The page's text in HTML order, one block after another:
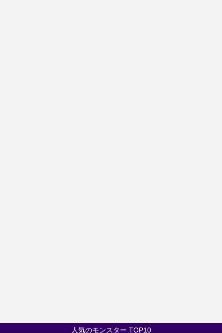
人気のモンスター TOP10